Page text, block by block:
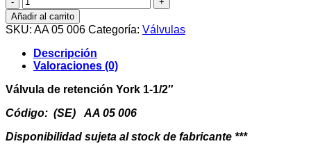
de
retención
York
1-
1/2"
cantidad
Añadir al carrito
SKU: AA 05 006 Categoría: Válvulas
Descripción
Valoraciones (0)
Válvula de retención York 1-1/2″
Código: (SE) AA 05 006
Disponibilidad sujeta al stock de fabricante ***